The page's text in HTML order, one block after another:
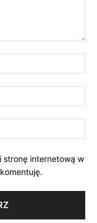
stronę internetową w